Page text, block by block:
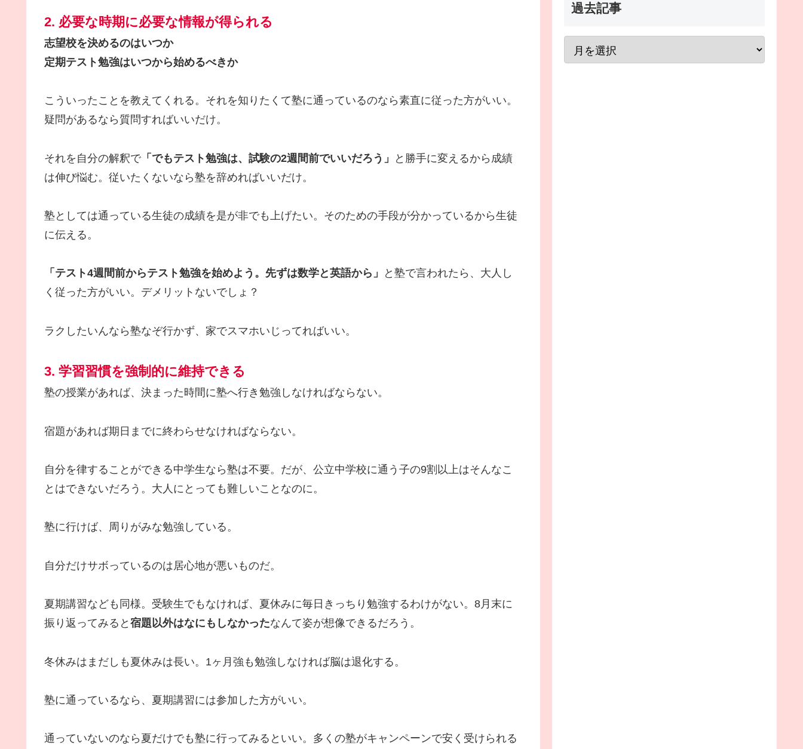
2. 必要な時期に必要な情報が得られる
志望校を決めるのはいつか
定期テスト勉強はいつから始めるべきか
こういったことを教えてくれる。それを知りたくて塾に通っているのなら素直に従った方がいい。
疑問があるなら質問すればいいだけ。
それを自分の解釈で「でもテスト勉強は、試験の2週間前でいいだろう」
と勝手に変えるから成績
は伸び悩む。従いたくないなら塾を辞めればいいだけ。
塾としては通っている生徒の成績を是が非でも上げたい。そのための手段が分かっているから生徒
に伝える。
「テスト4週間前からテスト勉強を始めよう。先ずは数学と英語から」
と塾で言われたら、大人し
く従った方がいい。デメリットないでしょ？
ラクしたいんなら塾なぞ行かず、家でスマホいじってればいい。
3. 学習習慣を強制的に維持できる
塾の授業があれば、決まった時間に塾へ行き勉強しなければならない。
宿題があれば期日までに終わらせなければならない。
自分を律することができる中学生なら塾は不要。だが、公立中学校に通う子の9割以上はそんなこ
とはできないだろう。大人にとっても難しいことなのに。
塾に行けば、周りがみな勉強している。
自分だけサボっているのは居心地が悪いものだ。
夏期講習なども同様。受験生でもなければ、夏休みに毎日きっちり勉強するわけがない。8月末に
振り返ってみると 宿題以外はなにもしなかったなんて姿が想像できるだろう。
冬休みはまだしも夏休みは長い。1ヶ月強も勉強しなければ脳は退化する。
塾に通っているなら、夏期講習には参加した方がいい。
通っていないのなら夏だけでも塾に行ってみるといい。多くの塾がキャンペーンで安く受けられる
過去記事